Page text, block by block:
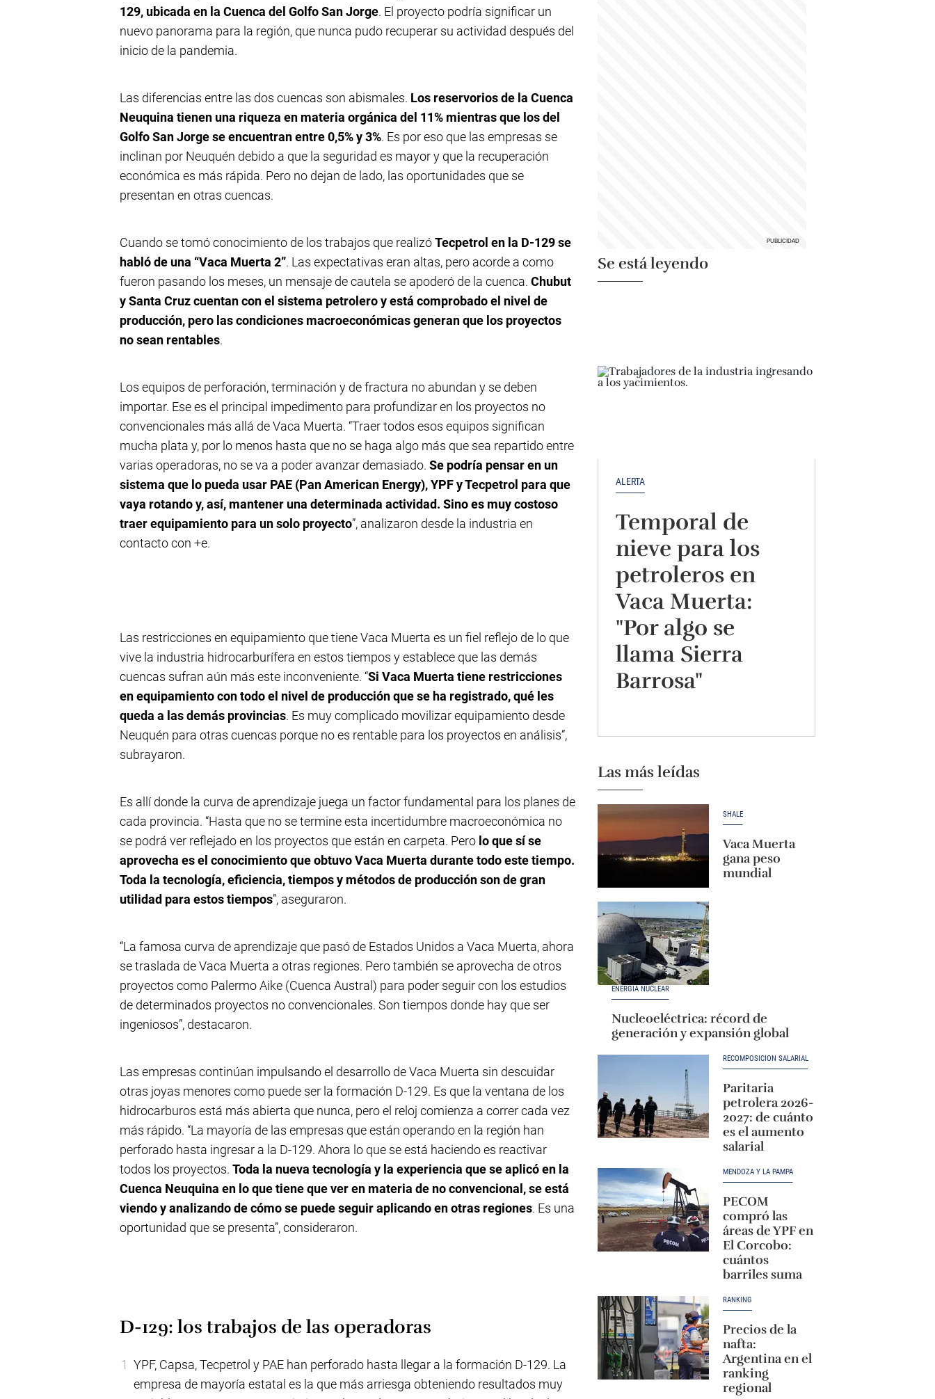
129, ubicada en la Cuenca del Golfo San Jorge. El proyecto podría significar un
nuevo panorama para la región, que nunca pudo recuperar su actividad después del
inicio de la pandemia.
Las diferencias entre las dos cuencas son abismales. Los reservorios de la Cuenca
Neuquina tienen una riqueza en materia orgánica del 11% mientras que los del
Golfo San Jorge se encuentran entre 0,5% y 3%. Es por eso que las empresas se
inclinan por Neuquén debido a que la seguridad es mayor y que la recuperación
económica es más rápida. Pero no dejan de lado, las oportunidades que se
presentan en otras cuencas.
Cuando se tomó conocimiento de los trabajos que realizóTecpetrol en la D-129 se
habló de una “Vaca Muerta 2”. Las expectativas eran altas, pero acorde a como
fueron pasando los meses, un mensaje de cautela se apoderó de la cuenca. Chubut
y Santa Cruz cuentan con el sistema petrolero y está comprobado el nivel de
producción, pero las condiciones macroeconómicas generan que los proyectos
no sean rentables.
Los equipos de perforación, terminación y de fractura no abundan y se deben
importar. Ese es el principal impedimento para profundizar en los proyectos no
convencionales más allá de Vaca Muerta. “Traer todos esos equipos significan
mucha plata y, por lo menos hasta que no se haga algo más que sea repartido entre
varias operadoras, no se va a poder avanzar demasiado. Se podría pensar en un
sistema que lo pueda usar PAE (Pan American Energy), YPF y Tecpetrol para que
vaya rotando y, así, mantener una determinada actividad. Sino es muy costoso
traer equipamiento para un solo proyecto”, analizaron desde la industria en
contacto con +e.
Las restricciones en equipamiento que tiene Vaca Muerta es un fiel reflejo de lo que
vive la industria hidrocarburífera en estos tiempos y establece que las demás
cuencas sufran aún más este inconveniente. “Si Vaca Muerta tiene restricciones
en equipamiento con todo el nivel de producción que se ha registrado, qué les
queda a las demás provincias. Es muy complicado movilizar equipamiento desde
Neuquén para otras cuencas porque no es rentable para los proyectos en análisis”,
subrayaron.
Es allí donde la curva de aprendizaje juega un factor fundamental para los planes de
cada provincia. “Hasta que no se termine esta incertidumbre macroeconómica no
se podrá ver reflejado en los proyectos que están en carpeta. Pero lo que sí se
aprovecha es el conocimiento que obtuvo Vaca Muerta durante todo este tiempo.
Toda la tecnología, eficiencia, tiempos y métodos de producción son de gran
utilidad para estos tiempos”, aseguraron.
“La famosa curva de aprendizaje que pasó de Estados Unidos a Vaca Muerta, ahora
se traslada de Vaca Muerta a otras regiones. Pero también se aprovecha de otros
proyectos como Palermo Aike (Cuenca Austral) para poder seguir con los estudios
de determinados proyectos no convencionales. Son tiempos donde hay que ser
ingeniosos”, destacaron.
Las empresas continúan impulsando el desarrollo de Vaca Muerta sin descuidar
otras joyas menores como puede ser la formación D-129. Es que la ventana de los
hidrocarburos está más abierta que nunca, pero el reloj comienza a correr cada vez
más rápido. “La mayoría de las empresas que están operando en la región han
perforado hasta ingresar a la D-129. Ahora lo que se está haciendo es reactivar
todos los proyectos. Toda la nueva tecnología y la experiencia que se aplicó en la
Cuenca Neuquina en lo que tiene que ver en materia de no convencional, se está
viendo y analizando de cómo se puede seguir aplicando en otras regiones. Es una
oportunidad que se presenta”, consideraron.
D-129: los trabajos de las operadoras
YPF, Capsa, Tecpetrol y PAE han perforado hasta llegar a la formación D-129. La
empresa de mayoría estatal es la que más arriesga obteniendo resultados muy
Se está leyendo
ALERTA
Temporal de
nieve para los
petroleros en
Vaca Muerta:
"Por algo se
llama Sierra
Barrosa"
Las más leídas
SHALE
Vaca Muerta
gana peso
mundial
ENERGÍA NUCLEAR
Nucleoeléctrica: récord de
generación y expansión global
RECOMPOSICIÓN SALARIAL
Paritaria
petrolera 2026-
2027: de cuánto
es el aumento
salarial
MENDOZA Y LA PAMPA
PECOM
compró las
áreas de YPF en
El Corcobo:
cuántos
barriles suma
RANKING
Precios de la
nafta:
Argentina en el
ranking
regional